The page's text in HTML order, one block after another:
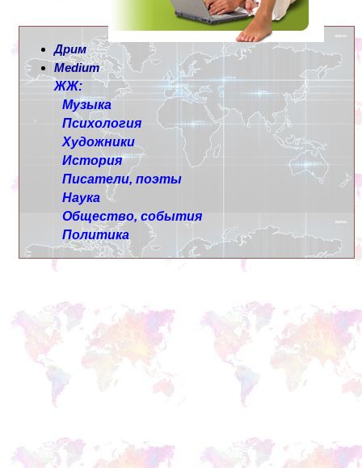
Дрим
Medium
ЖЖ:
Музыка
Психология
Художники
История
Писатели, поэты
Наука
Общество, события
Политика